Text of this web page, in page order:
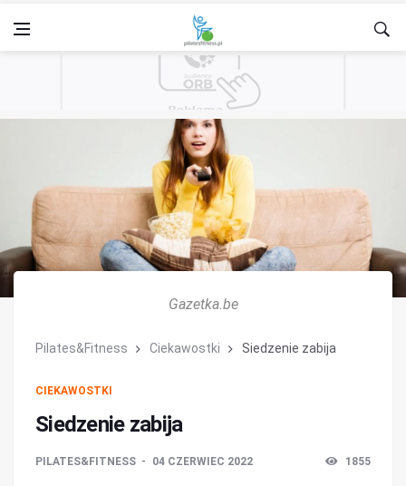
Gazetka.be
Pilates&Fitness Ciekawostki Siedzenie zabija
CIEKAWOSTKI
Siedzenie zabija
PILATES&FITNESS 04 CZERWIEC 2022 1855